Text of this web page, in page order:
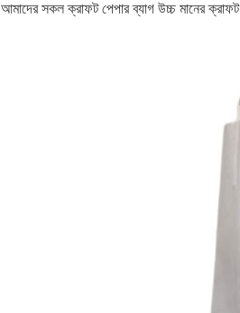
আমাদের সকল ক্রাফট পেপার ব্যাগ উচ্চ মানের ক্রাফট